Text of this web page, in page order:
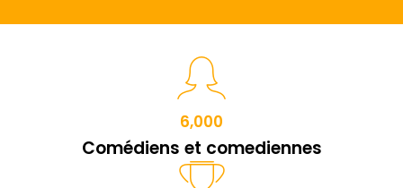
6,000
Comédiens et comediennes